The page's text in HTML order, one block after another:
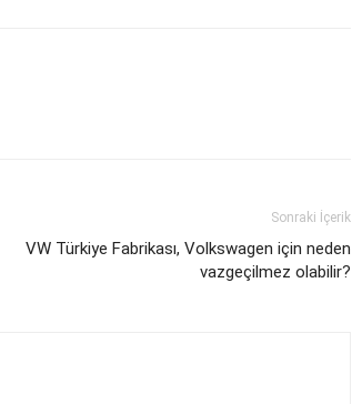
Sonraki İçerik
VW Türkiye Fabrikası, Volkswagen için neden
vazgeçilmez olabilir?